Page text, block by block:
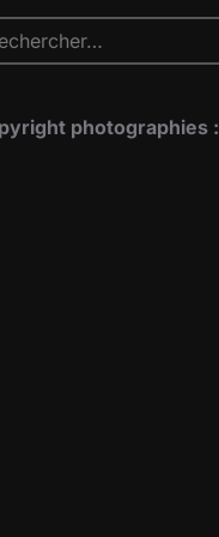
:
photographies :